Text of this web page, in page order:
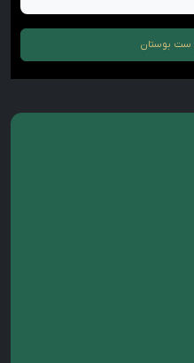
ست بوستان